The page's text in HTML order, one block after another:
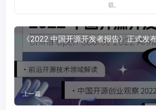
载。
《2022 中国开源开发者报告》正式发
上一篇